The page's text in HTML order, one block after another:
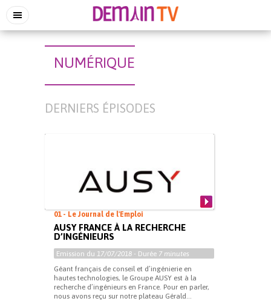
NUMÉRIQUE
DERNIERS ÉPISODES
01 - Le Journal de l'Emploi
AUSY FRANCE À LA RECHERCHE
D’INGÉNIEURS
Emission du 17/07/2018 - Durée 7 minutes
Géant français de conseil et d’ingénierie en
hautes technologies, le Groupe AUSY est à la
recherche d’ingénieurs en France. Pour en parler,
nous avons reçu sur notre plateau Gérald...